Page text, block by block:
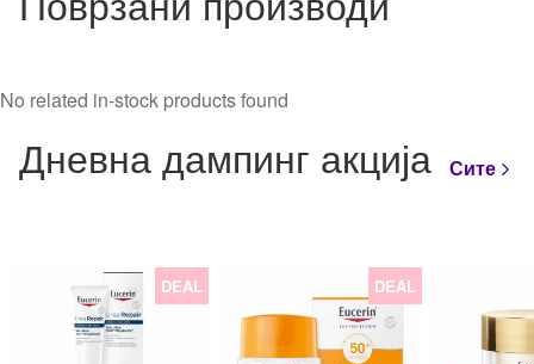
No related in-stock products found
Дневна дампинг акција Сите
DEAL DEAL